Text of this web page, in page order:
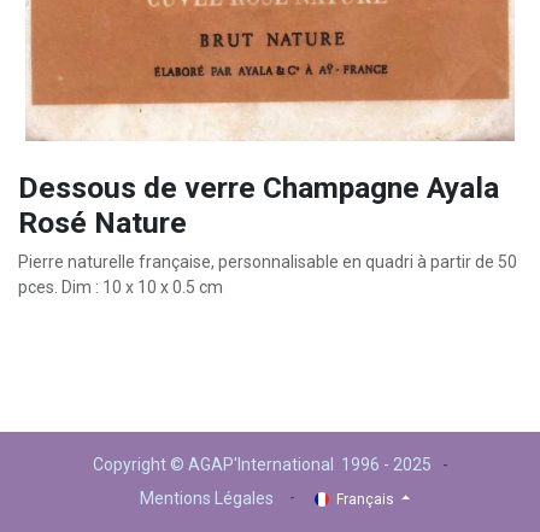
Dessous de verre Champagne Ayala
Rosé Nature
Pierre naturelle française, personnalisable en quadri à partir de 50
pces. Dim : 10 x 10 x 0.5 cm
Copyright © AGAP'International 1996 - 2025 -
Mentions Légales
- Français